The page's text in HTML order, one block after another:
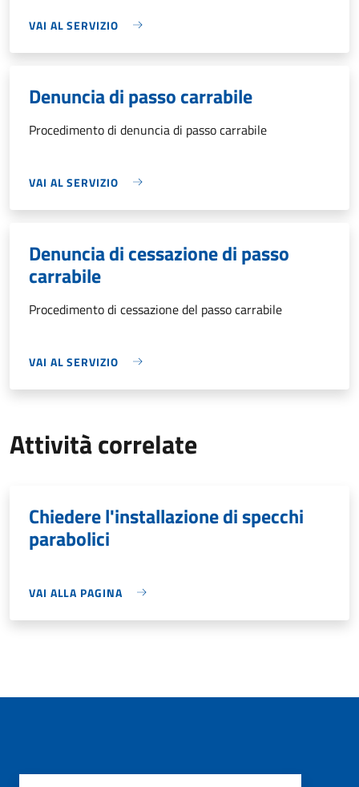
VAI AL SERVIZIO
Denuncia di passo carrabile
Procedimento di denuncia di passo carrabile
VAI AL SERVIZIO
Denuncia di cessazione di passo
carrabile
Procedimento di cessazione del passo carrabile
VAI AL SERVIZIO
Attività correlate
Chiedere l'installazione di specchi
parabolici
VAI ALLA PAGINA